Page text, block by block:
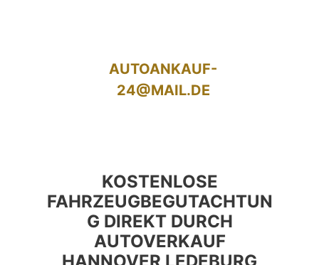
AUTOANKAUF-
24@MAIL.DE
KOSTENLOSE
FAHRZEUGBEGUTACHTUN
G DIREKT DURCH
AUTOVERKAUF